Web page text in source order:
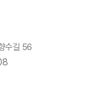
수길 56